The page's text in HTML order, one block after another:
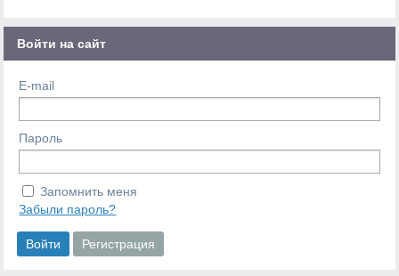
Войти на сайт
E-mail
Пароль
Запомнить меня
Забыли пароль?